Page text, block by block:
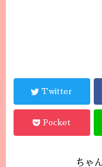
Twitter
Pocket
ちゃ